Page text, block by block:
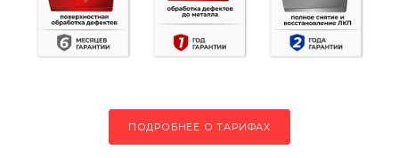
ПОДРОБНЕЕ О ТАРИФАХ